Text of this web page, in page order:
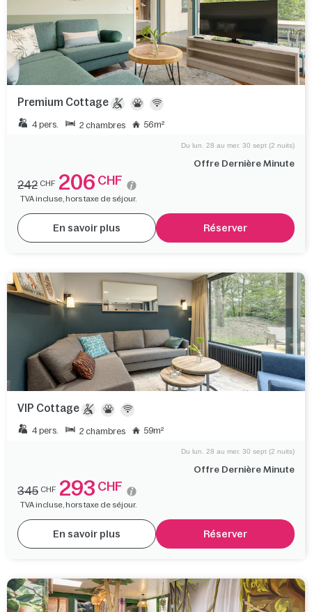
Premium Cottage
4 pers. 2 chambres 56m²
Offre Dernière Minute
Du lun. 28 au mer. 30 sept (2 nuits)
242 CHF 206 CHF
TVA incluse, hors taxe de séjour.
En savoir plus Réserver
VIP Cottage
4 pers. 2 chambres 59m²
Offre Dernière Minute
Du lun. 28 au mer. 30 sept (2 nuits)
345 CHF 293 CHF
TVA incluse, hors taxe de séjour.
En savoir plus Réserver